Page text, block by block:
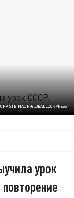
STEINACH/GLOBALLOOKPRESS
урок